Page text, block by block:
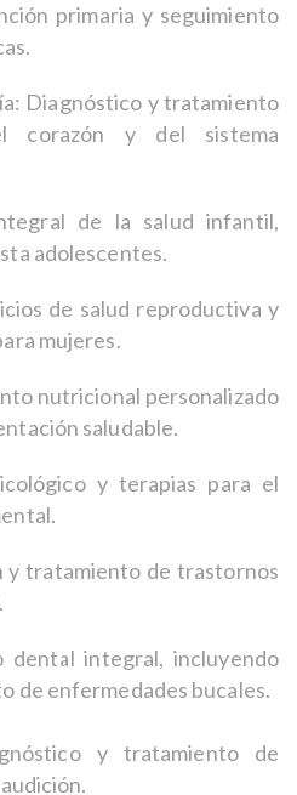
primaria y seguimiento
Diagnóstico y tratamiento
corazón y del sistema
de la salud infantil,
adolescentes.
de salud reproductiva y
mujeres.
nutricional personalizado
saludable.
y terapias para el
y tratamiento de trastornos
dental integral, incluyendo
de enfermedades bucales.
y tratamiento de